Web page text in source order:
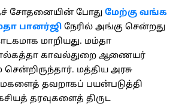
சோதனையின் போது மேற்கு வங்க
பானர்ஜி நேரில் அங்கு சென்றது
மாறியது. மம்தா
காவல்துறை ஆணையர்
மத்திய அரசு
தவறாகப் பயன்படுத்தி
தரவுகளைத் திருட